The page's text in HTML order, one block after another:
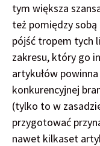
tym większa
też pomiędzy
pójść tropem tych
zakresu, który go
artykułów
konkurencyjnej
(tylko to w
przygotować
nawet kilkaset